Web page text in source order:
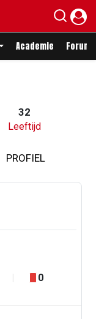
Academie Forum
32
Leeftijd
PROFIEL
0